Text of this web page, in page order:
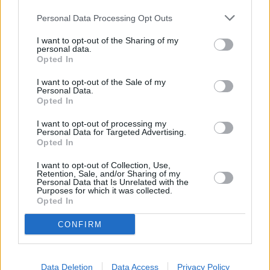
Personal Data Processing Opt Outs
I want to opt-out of the Sharing of my
personal data.
Opted In
I want to opt-out of the Sale of my
Personal Data.
Opted In
I want to opt-out of processing my
Personal Data for Targeted Advertising.
Opted In
I want to opt-out of Collection, Use,
Retention, Sale, and/or Sharing of my
Personal Data that Is Unrelated with the
Purposes for which it was collected.
Opted In
CONFIRM
Data Deletion Data Access Privacy Policy
06.08.2026 -Bosch Powertrain s.r.o. Jihlava • práce ve skladu • mzda
06.08.2026 - Bosch Powertrain s.r.o. Jihlava • střídač • mzda 48.400
příspěvek na ubytování (Jihlava, okres Jihlava)
06.08.2026 -Bosch Powertrain s.r.o. • seřizování strojů • mzda
... další nabídky zaměstnání
Vybrané články
Prima sport - co nabídne v prvním